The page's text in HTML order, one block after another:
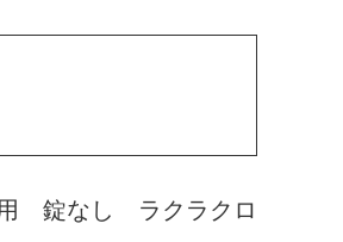
錠なし ラクラクロ